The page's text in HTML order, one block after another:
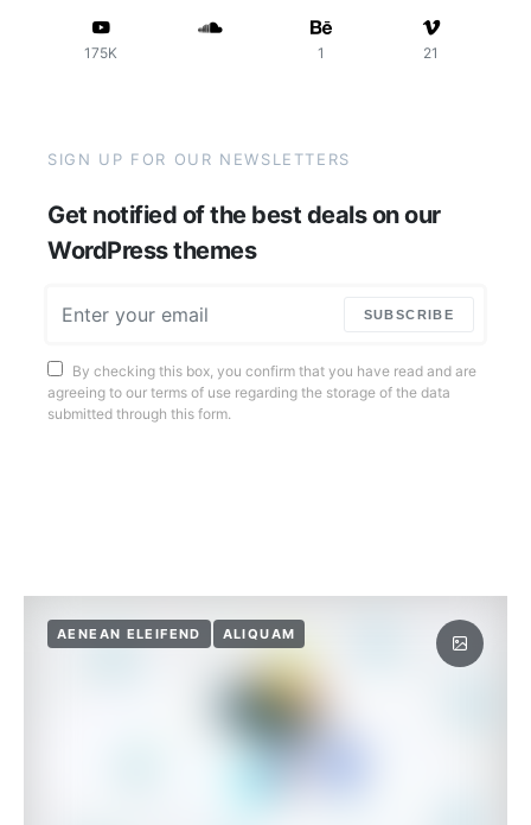
175K 1 21
SIGN UP FOR OUR NEWSLETTERS
Get notified of the best deals on our
WordPress themes
SUBSCRIBE
By checking this box, you confirm that you have read and are
agreeing to our terms of use regarding the storage of the data
submitted through this form.
AENEAN ELEIFEND ALIQUAM